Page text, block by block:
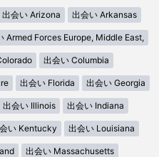
出会い Arizona 出会い Arkansas
Armed Forces Europe, Middle East,
出会い Columbia
出会い Florida 出会い Georgia
出会い Illinois 出会い Indiana
い Kentucky 出会い Louisiana
出会い Massachusetts